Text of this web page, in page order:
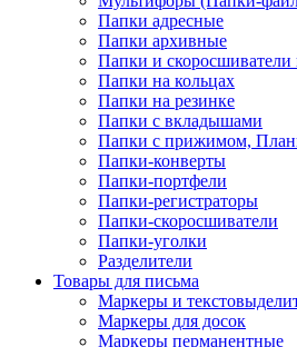
Папки адресные
Папки архивные
Папки и скоросшиватели
Папки на кольцах
Папки на резинке
Папки с вкладышами
Папки с прижимом,
Папки-конверты
Папки-портфели
Папки-регистраторы
Папки-скоросшиватели
Папки-уголки
Разделители
Товары для письма
Маркеры и
Маркеры для досок
Маркеры перманентные